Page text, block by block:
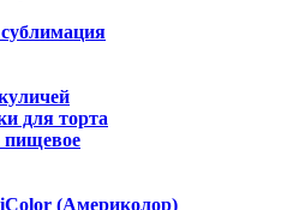
для торта
пищевое
(Америколор)